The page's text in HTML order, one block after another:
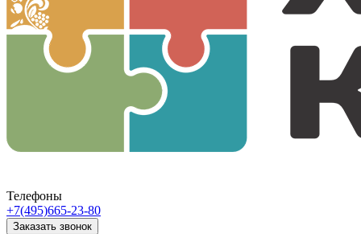
Телефоны
+7(495)665-23-80
Заказать звонок